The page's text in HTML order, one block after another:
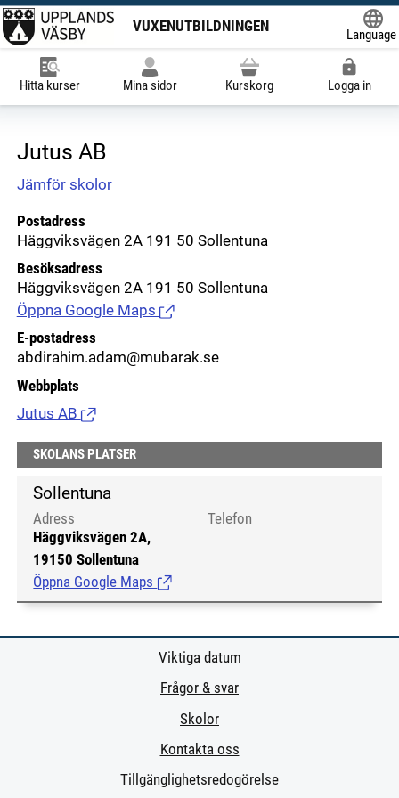
VUXENUTBILDNINGEN
Language
Hitta kurser Mina sidor Kurskorg Logga in
Jutus AB
Jämför skolor
Postadress
Häggviksvägen 2A 191 50 Sollentuna
Besöksadress
Häggviksvägen 2A 191 50 Sollentuna
Öppna Google Maps (Länk till extern sida.)
E-postadress
abdirahim.adam@mubarak.se
Webbplats
Jutus AB (Länk till extern sida.)
SKOLANS PLATSER
Sollentuna
Adress
Häggviksvägen 2A,
19150 Sollentuna
Öppna Google Maps (Länk till extern sida.)
Telefon
Viktiga datum
Frågor & svar
Skolor
Kontakta oss
Tillgänglighetsredogörelse